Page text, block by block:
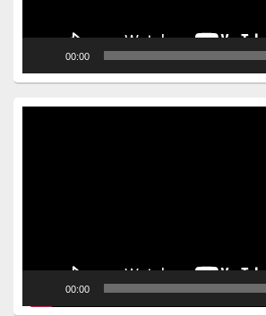
00:00
00:00